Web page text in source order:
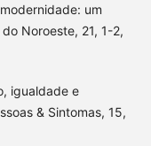
um
Noroeste, 21, 1-2,
igualdade e
& Sintomas, 15,